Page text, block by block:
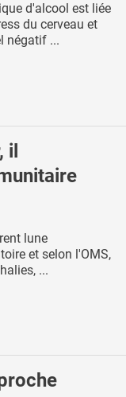
d'alcool est liée
du cerveau et
négatif ...
il
lune
et selon l'OMS,
...